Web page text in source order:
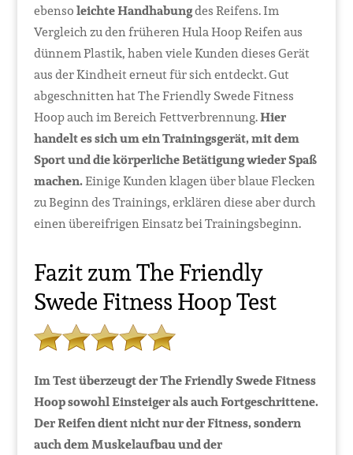
ebensoleichte Handhabungdes Reifens. Im
Vergleich zu den früheren Hula Hoop Reifen aus
dünnem Plastik, haben viele Kunden dieses Gerät
aus der Kindheit erneut für sich entdeckt. Gut
abgeschnitten hat The Friendly Swede Fitness
Hoop auch im Bereich Fettverbrennung.Hier
handelt es sich um ein Trainingsgerät, mit dem
Sport und die körperliche Betätigung wieder Spaß
machen.Einige Kunden klagen über blaue Flecken
zu Beginn des Trainings, erklären diese aber durch
einen übereifrigen Einsatz bei Trainingsbeginn.
Fazit zum The Friendly
Swede Fitness Hoop Test
Im Test überzeugt der The Friendly Swede Fitness
Hoop sowohl Einsteiger als auch Fortgeschrittene.
Der Reifen dient nicht nur der Fitness, sondern
auch dem Muskelaufbau und der